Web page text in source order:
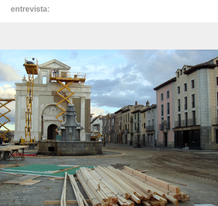
entrevista